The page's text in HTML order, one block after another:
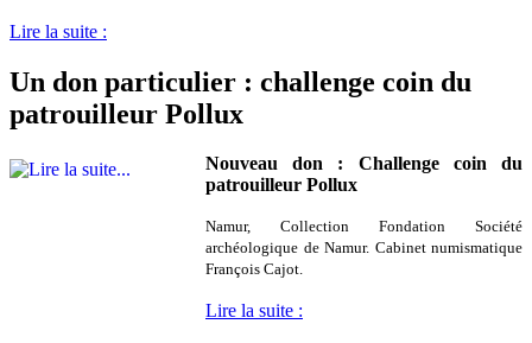
Lire la suite :
Un don particulier : challenge coin du
patrouilleur Pollux
Nouveau don : Challenge coin du
patrouilleur Pollux
Namur, Collection Fondation Société
archéologique de Namur. Cabinet numismatique
François Cajot.
Lire la suite :